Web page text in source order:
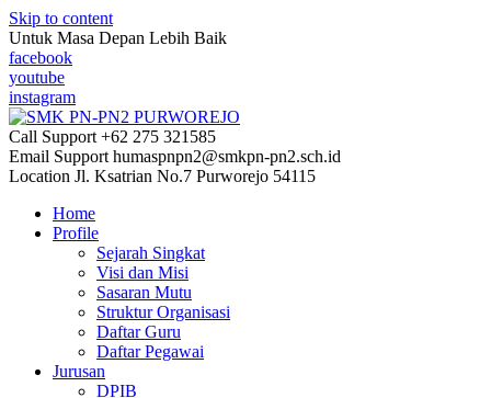
Skip to content
Untuk Masa Depan Lebih Baik
facebook
youtube
instagram
Call Support +62 275 321585
Email Support humaspnpn2@smkpn-pn2.sch.id
Location Jl. Ksatrian No.7 Purworejo 54115
Home
Profile
Sejarah Singkat
Visi dan Misi
Sasaran Mutu
Struktur Organisasi
Daftar Guru
Daftar Pegawai
Jurusan
DPIB